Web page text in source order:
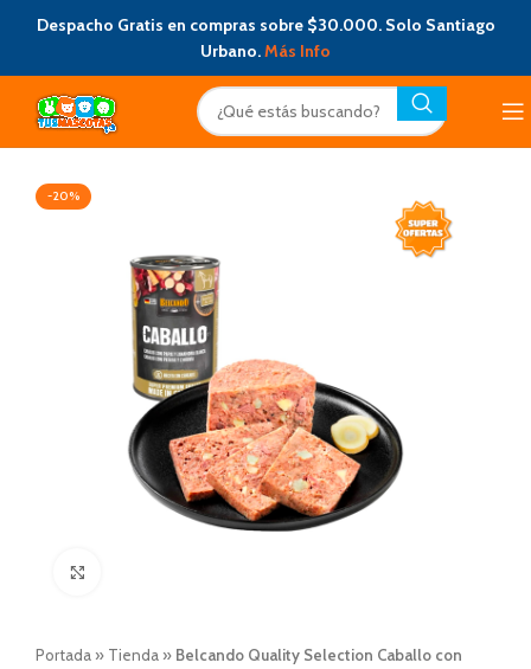
Despacho Gratis en compras sobre $30.000. Solo Santiago
Urbano.Más Info
-20%
Portada » Tienda » Belcando Quality Selection Caballo con